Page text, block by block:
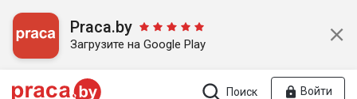
Praca.by
Загрузите на Google Play
Поиск Войти